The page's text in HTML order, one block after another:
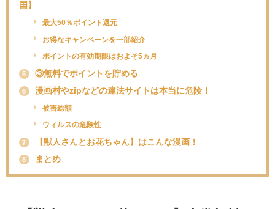
国】
最大50％ポイント還元
お得なキャンペーンを一部紹介
ポイントの有効期限はおよそ5ヵ月
5 ③無料でポイントを貯める
6 漫画村やzipなどの違法サイトは本当に危険！
被害総額
ウィルスの危険性
7 【獣人さんとお花ちゃん】はこんな漫画！
8 まとめ